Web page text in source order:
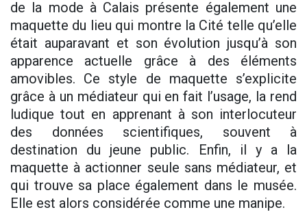
de la mode à Calais présente également une
maquette du lieu qui montre la Cité telle qu’elle
était auparavant et son évolution jusqu’à son
apparence actuelle grâce à des éléments
amovibles. Ce style de maquette s’explicite
grâce à un médiateur qui en fait l’usage, la rend
ludique tout en apprenant à son interlocuteur
des données scientifiques, souvent à
destination du jeune public. Enfin, il y a la
maquette à actionner seule sans médiateur, et
qui trouve sa place également dans le musée.
Elle est alors considérée comme une manipe.